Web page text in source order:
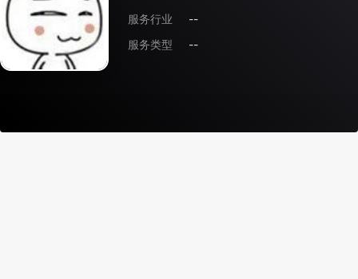
服务行业
--
服务类型
--